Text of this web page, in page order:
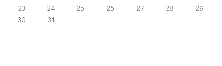
23
24 25 26 27 28
29
30
31